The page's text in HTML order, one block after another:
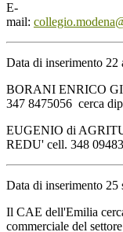
E-
mail:
Data di inserimento 22
BORANI ENRICO
347 8475056 cerca
EUGENIO di
REDU' cell. 348
Data di inserimento 25
Il CAE dell'Emilia
commerciale del